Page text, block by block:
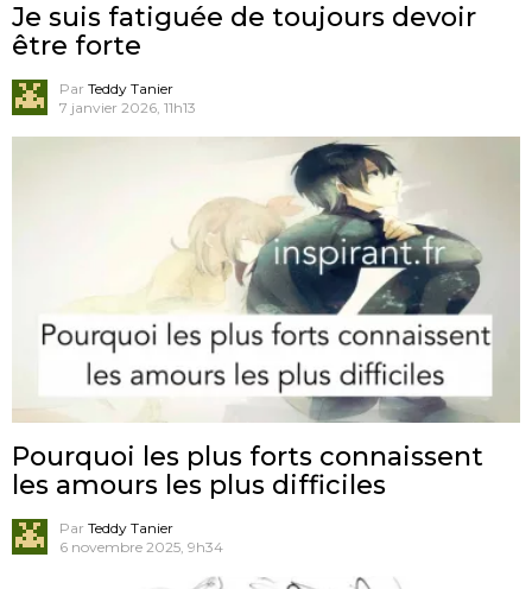
Je suis fatiguée de toujours devoir
être forte
Par Teddy Tanier
7 janvier 2026, 11h13
Pourquoi les plus forts connaissent
les amours les plus difficiles
Par Teddy Tanier
6 novembre 2025, 9h34